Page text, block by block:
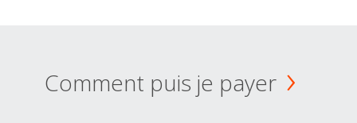
Comment puis je payer